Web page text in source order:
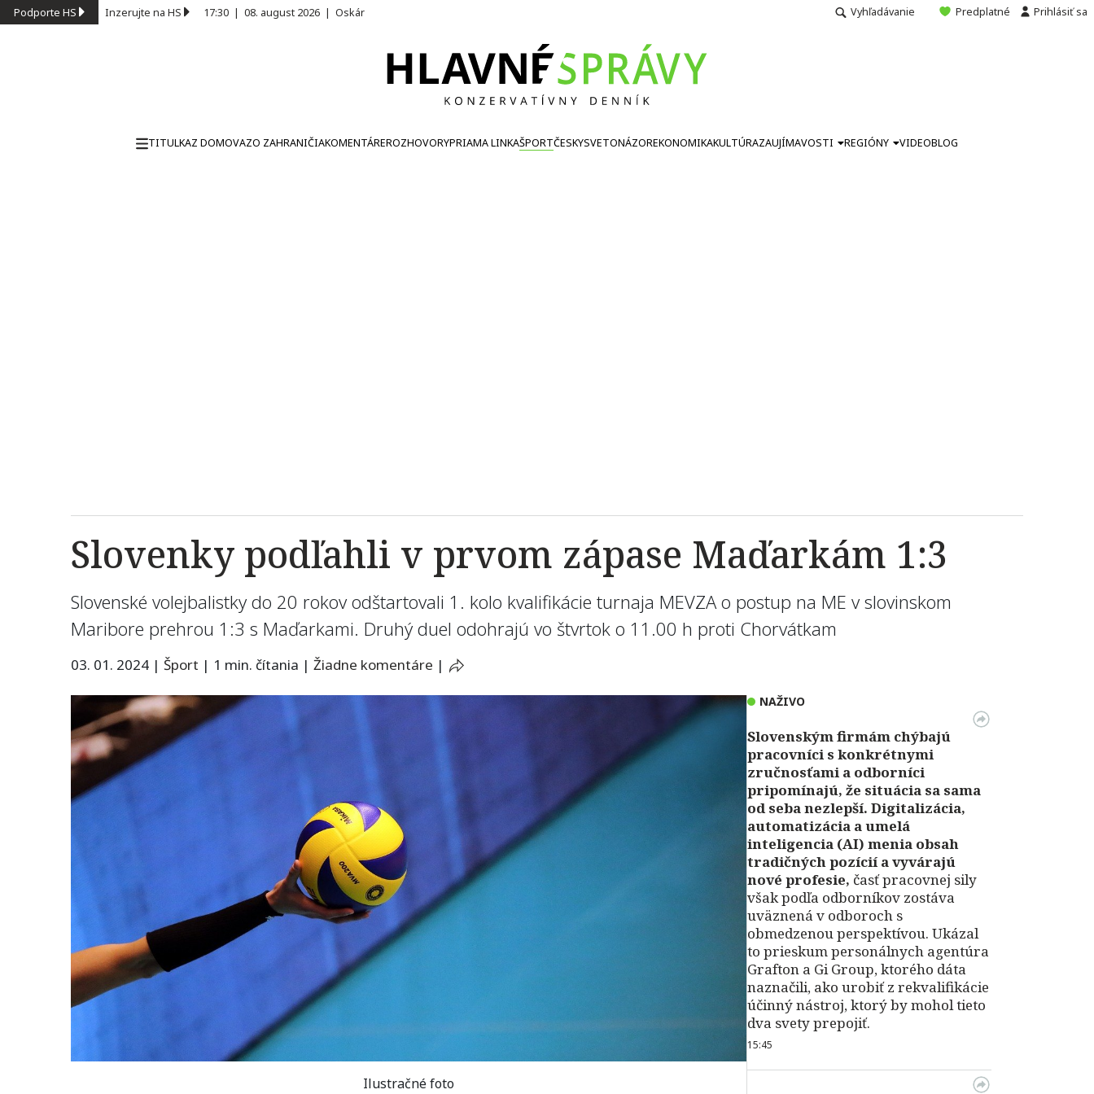
Podporte HS Inzerujte na HS 17:30 | 08. august 2026 | Oskár Vyhľadávanie Predplatné Prihlásiť sa
TITULKAZ DOMOVAZO ZAHRANIČIAKOMENTÁREROZHOVORYPRIAMA LINKAŠPORTČESKYSVETONÁZOREKONOMIKAKULTÚRAZAUJÍMAVOSTI REGIÓNY VIDEOBLOG
Slovenky podľahli v prvom zápase Maďarkám 1:3
Slovenské volejbalistky do 20 rokov odštartovali 1. kolo kvalifikácie turnaja MEVZA o postup na ME v slovinskom
Maribore prehrou 1:3 s Maďarkami. Druhý duel odohrajú vo štvrtok o 11.00 h proti Chorvátkam
03. 01. 2024 | Šport | 1 min. čítania | Žiadne komentáre |
Ilustračné foto
NAŽIVO
Slovenským firmám chýbajú
pracovníci s konkrétnymi
zručnosťami a odborníci
pripomínajú, že situácia sa sama
od seba nezlepší. Digitalizácia,
automatizácia a umelá
inteligencia (AI) menia obsah
tradičných pozícií a vyvárajú
nové profesie, časť pracovnej sily
však podľa odborníkov zostáva
uväznená v odboroch s
obmedzenou perspektívou. Ukázal
to prieskum personálnych agentúra
Grafton a Gi Group, ktorého dáta
naznačili, ako urobiť z rekvalifikácie
účinný nástroj, ktorý by mohol tieto
dva svety prepojiť.
15:45